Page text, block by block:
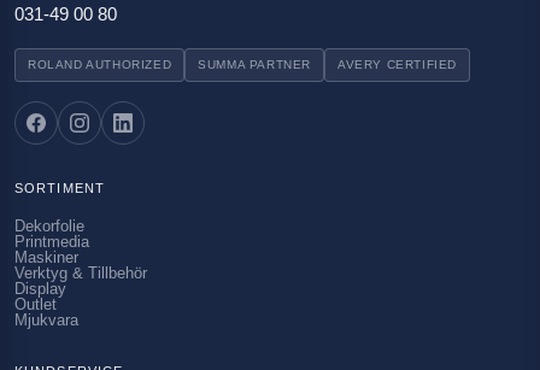
031-49 00 80
ROLAND AUTHORIZED SUMMA PARTNER AVERY CERTIFIED
SORTIMENT
Dekorfolie
Printmedia
Maskiner
Verktyg & Tillbehör
Display
Outlet
Mjukvara